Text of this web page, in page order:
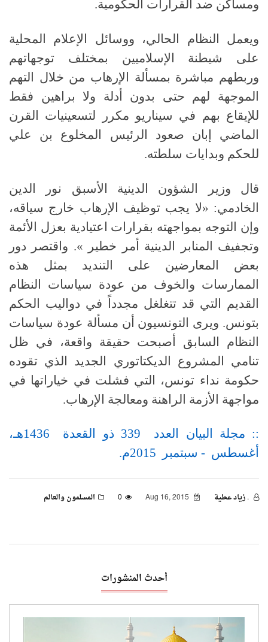
ومساكن ضد القرارات الحكومية.
ويعمل النظام الحالي، ووسائل الإعلام المحلية
على شيطنة الإسلاميين بمختلف توجهاتهم
وربطهم مباشرة بمسألة الإرهاب من خلال التهم
الموجهة لهم حتى بدون أدلة ولا براهين فقط
للإيقاع بهم في سيناريو مكرر لتسعينيات القرن
الماضي إبان صعود الرئيس المخلوع بن علي
للحكم وبدايات سلطته.
قال وزير الشؤون الدينية الأسبق نور الدين
الخادمي: «لا يجب توظيف الإرهاب خارج سياقه،
وإن التوجه بمواجهته بقرارات اعتيادية بعزل الأئمة
وتجفيف المنابر الدينية أمر خطير ». واقتصر دور
بعض المعارضين على التنديد بمثل هذه
الممارسات والخوف من عودة سياسات النظام
القديم التي قد تتغلغل مجدداً في دواليب الحكم
بتونس. ويرى التونسيون أن مسألة عودة سياسات
النظام السابق أصبحت حقيقة واقعة، في ظل
تنامي المشروع الديكتاتوري الجديد الذي تقوده
حكومة نداء تونس، التي فشلت في خياراتها في
مواجهة الأزمة الراهنة ومعالجة الإرهاب.
:: مجلة البيان العدد 339 ذو القعدة 1436هـ،
أغسطس - سبتمبر 2015م.
. زياد عطية 0 المسلمون والعالم
أحدث المنشورات